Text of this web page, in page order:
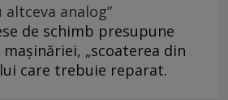
altceva analog”
de schimb presupune
„scoaterea din
care trebuie reparat.